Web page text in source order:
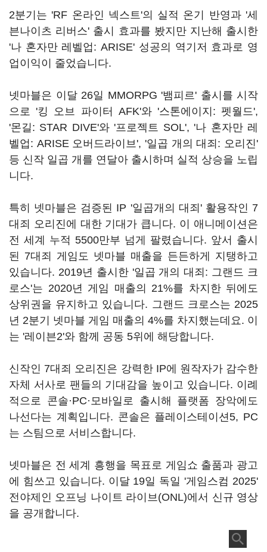
2분기는 'RF 온라인 넥스트'의 실적 온기 반영과 '세
븐나이츠 리버스' 출시 효과를 봤지만 지난해 출시한
'나 혼자만 레벨업: ARISE' 성공의 역기저 효과로 영
업이익이 줄었습니다.
넷마블은 이달 26일 MMORPG '뱀피르' 출시를 시작
으로 '킹 오브 파이터 AFK'와 '스톤에이지: 펫월드',
'몬길: STAR DIVE'와 '프로젝트 SOL', '나 혼자만 레
벨업: ARISE 오버드라이브', '일곱 개의 대죄: 오리진'
등 신작 일곱 개를 연달아 출시하며 실적 상승을 노립
니다.
특히 넷마블은 검증된 IP '일곱개의 대죄' 활용작인 7
대죄 오리진에 대한 기대가 큽니다. 이 애니메이션은
전 세계 누적 5500만부 넘게 팔렸습니다. 앞서 출시
된 7대죄 게임도 넷마블 매출을 든든하게 지탱하고
있습니다. 2019년 출시한 '일곱 개의 대죄: 그랜드 크
로스'는 2020년 게임 매출의 21%를 차지한 뒤에도
상위권을 유지하고 있습니다. 그랜드 크로스는 2025
년 2분기 넷마블 게임 매출의 4%를 차지했는데요. 이
는 '레이븐2'와 함께 공동 5위에 해당합니다.
신작인 7대죄 오리진은 강력한 IP에 원작자가 감수한
자체 서사로 팬들의 기대감을 높이고 있습니다. 이례
적으로 콘솔·PC·모바일로 출시해 플랫폼 장악에도
나선다는 계획입니다. 콘솔은 플레이스테이션5, PC
는 스팀으로 서비스합니다.
넷마블은 전 세계 흥행을 목표로 게임쇼 출품과 광고
에 힘쓰고 있습니다. 이달 19일 독일 '게임스컴 2025'
전야제인 오프닝 나이트 라이브(ONL)에서 신규 영상
을 공개합니다.